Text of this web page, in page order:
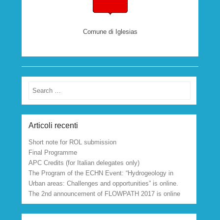
Comune di Iglesias
Search
Articoli recenti
Short note for ROL submission
Final Programme
APC Credits (for Italian delegates only)
The Program of the ECHN Event: “Hydrogeology in
Urban areas: Challenges and opportunities” is online.
The 2nd announcement of FLOWPATH 2017 is online